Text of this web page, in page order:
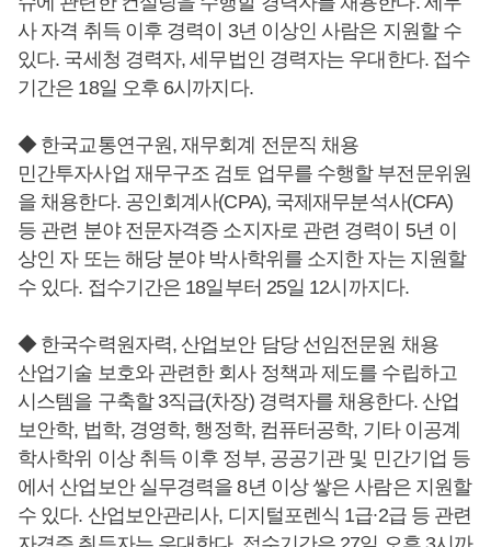
사 자격 취득 이후 경력이 3년 이상인 사람은 지원할 수
있다. 국세청 경력자, 세무법인 경력자는 우대한다. 접수
기간은 18일 오후 6시까지다.
◆ 한국교통연구원, 재무회계 전문직 채용
민간투자사업 재무구조 검토 업무를 수행할 부전문위원
을 채용한다. 공인회계사(CPA), 국제재무분석사(CFA)
등 관련 분야 전문자격증 소지자로 관련 경력이 5년 이
상인 자 또는 해당 분야 박사학위를 소지한 자는 지원할
수 있다. 접수기간은 18일부터 25일 12시까지다.
◆ 한국수력원자력, 산업보안 담당 선임전문원 채용
산업기술 보호와 관련한 회사 정책과 제도를 수립하고
시스템을 구축할 3직급(차장) 경력자를 채용한다. 산업
보안학, 법학, 경영학, 행정학, 컴퓨터공학, 기타 이공계
학사학위 이상 취득 이후 정부, 공공기관 및 민간기업 등
에서 산업보안 실무경력을 8년 이상 쌓은 사람은 지원할
수 있다. 산업보안관리사, 디지털포렌식 1급∙2급 등 관련